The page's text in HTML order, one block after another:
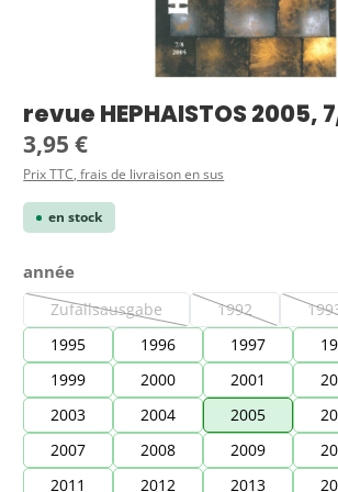
revue HEPHAISTOS 2005,
Prix régulier :
3,95 €
Prix TTC, frais de livraison en sus
en stock
Sélectionnez
année
Zufallsausgabe
(Cette option n'est pas disponible
1992
(Cette option
1995
1996 1997
1999
2000 2001
2003
2004 2005
2007
2008 2009
2011
2012 2013